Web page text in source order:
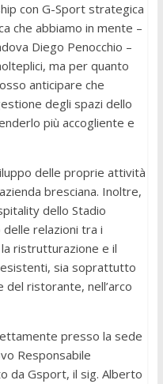
con G-Sport strategica
che abbiamo in mente –
Diego Penocchio –
ma per quanto
anticipare che
degli spazi dello
più accogliente e
delle proprie attività
bresciana. Inoltre,
dello Stadio
relazioni tra i
ristrutturazione e il
sia soprattutto
del ristorante, nell’arco
presso la sede
Responsabile
da Gsport, il sig. Alberto